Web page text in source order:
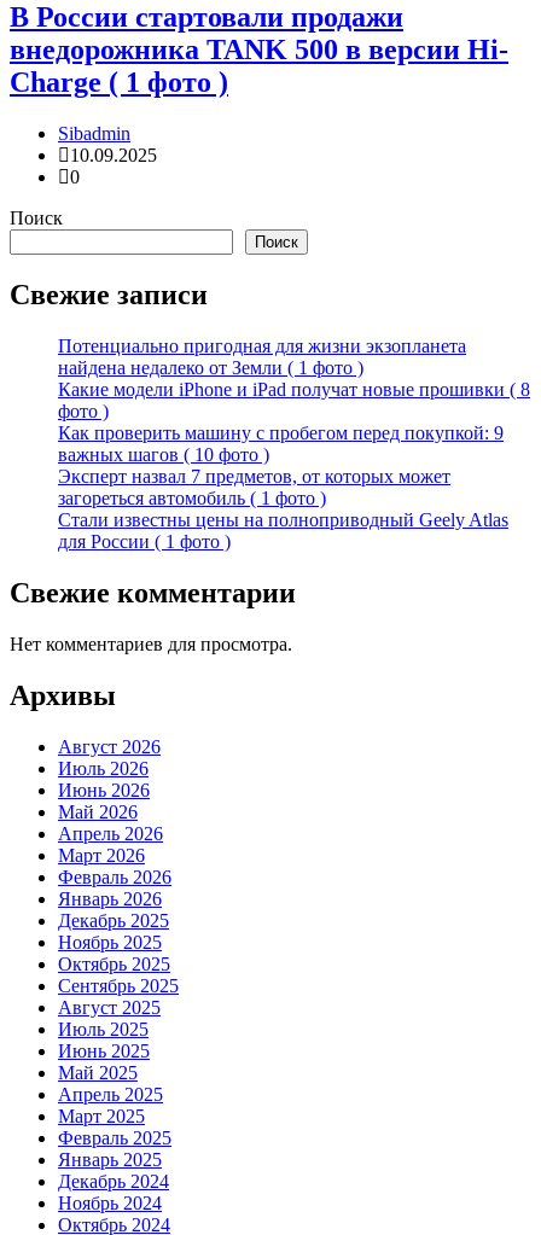
В России стартовали продажи
внедорожника TANK 500 в версии Hi-
Charge ( 1 фото )
Sibadmin
10.09.2025
0
Поиск
Поиск
Свежие записи
Потенциально пригодная для жизни экзопланета
найдена недалеко от Земли ( 1 фото )
Какие модели iPhone и iPad получат новые прошивки ( 8
фото )
Как проверить машину с пробегом перед покупкой: 9
важных шагов ( 10 фото )
Эксперт назвал 7 предметов, от которых может
загореться автомобиль ( 1 фото )
Стали известны цены на полноприводный Geely Atlas
для России ( 1 фото )
Свежие комментарии
Нет комментариев для просмотра.
Архивы
Август 2026
Июль 2026
Июнь 2026
Май 2026
Апрель 2026
Март 2026
Февраль 2026
Январь 2026
Декабрь 2025
Ноябрь 2025
Октябрь 2025
Сентябрь 2025
Август 2025
Июль 2025
Июнь 2025
Май 2025
Апрель 2025
Март 2025
Февраль 2025
Январь 2025
Декабрь 2024
Ноябрь 2024
Октябрь 2024